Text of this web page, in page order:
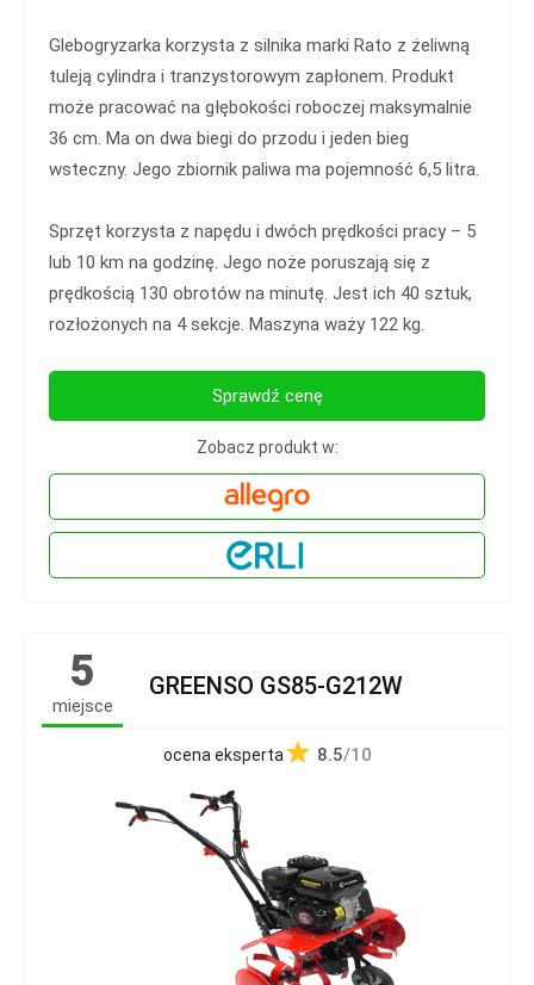
Glebogryzarka korzysta z silnika marki Rato z żeliwną
tuleją cylindra i tranzystorowym zapłonem. Produkt
może pracować na głębokości roboczej maksymalnie
36 cm. Ma on dwa biegi do przodu i jeden bieg
wsteczny. Jego zbiornik paliwa ma pojemność 6,5 litra.
Sprzęt korzysta z napędu i dwóch prędkości pracy – 5
lub 10 km na godzinę. Jego noże poruszają się z
prędkością 130 obrotów na minutę. Jest ich 40 sztuk,
rozłożonych na 4 sekcje. Maszyna waży 122 kg.
Sprawdź cenę
Zobacz produkt w:
5
miejsce
GREENSO GS85-G212W
ocena eksperta 8.5/10